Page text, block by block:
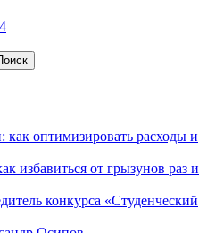
как оптимизировать расходы и
избавиться от грызунов раз и
конкурса «Студенческий